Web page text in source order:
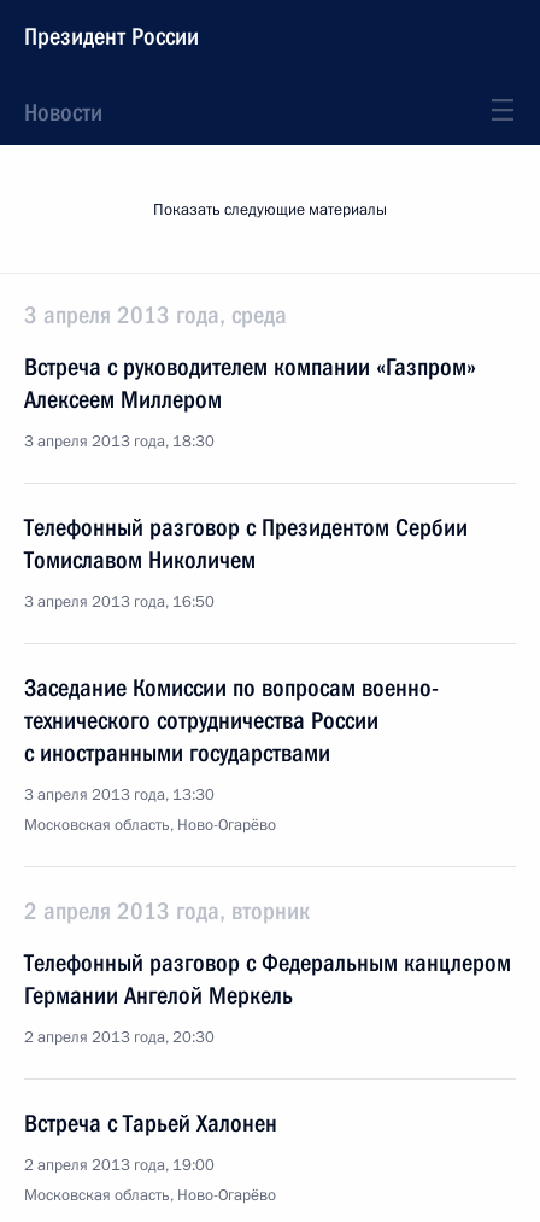
Президент России
Новости
Показать следующие материалы
3 апреля 2013 года, среда
Встреча с руководителем компании «Газпром»
Алексеем Миллером
3 апреля 2013 года, 18:30
Телефонный разговор с Президентом Сербии
Томиславом Николичем
3 апреля 2013 года, 16:50
Заседание Комиссии по вопросам военно-
технического сотрудничества России
с иностранными государствами
3 апреля 2013 года, 13:30
Московская область, Ново-Огарёво
2 апреля 2013 года, вторник
Телефонный разговор с Федеральным канцлером
Германии Ангелой Меркель
2 апреля 2013 года, 20:30
Встреча с Тарьей Халонен
2 апреля 2013 года, 19:00
Московская область, Ново-Огарёво